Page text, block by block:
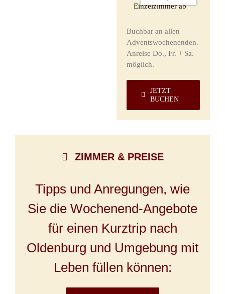
Einzelzimmer ab
Buchbar an allen
Adventswochenenden.
Anreise Do., Fr. + Sa.
möglich.
JETZT
BUCHEN
ZIMMER & PREISE
Tipps und Anregungen, wie
Sie die Wochenend-Angebote
für einen Kurztrip nach
Oldenburg und Umgebung mit
Leben füllen können: